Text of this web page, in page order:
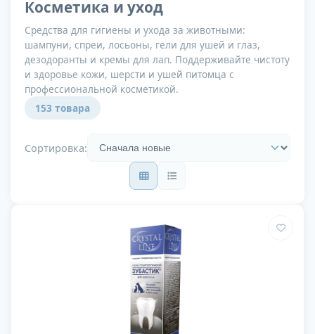
Косметика и уход
Средства для гигиены и ухода за животными:
шампуни, спреи, лосьоны, гели для ушей и глаз,
дезодоранты и кремы для лап. Поддерживайте чистоту
и здоровье кожи, шерсти и ушей питомца с
профессиональной косметикой.
153 товара
Сортировка: